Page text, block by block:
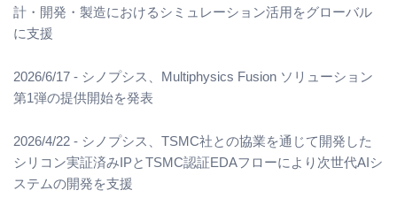
計・開発・製造におけるシミュレーション活用をグローバル
に支援
2026/6/17 - シノプシス、Multiphysics Fusion ソリューション
第1弾の提供開始を発表
2026/4/22 - シノプシス、TSMC社との協業を通じて開発した
シリコン実証済みIPとTSMC認証EDAフローにより次世代AIシ
ステムの開発を支援